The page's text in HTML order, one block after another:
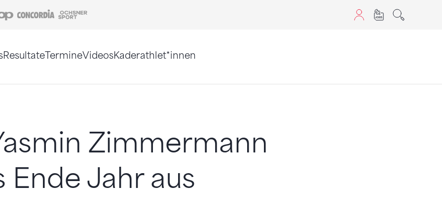
Coop Concordia
ResultateTermineVideosKaderathlet*innen
Zimmermann
Ende Jahr aus